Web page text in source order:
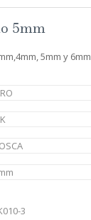
5mm
5mm y 6mm
3